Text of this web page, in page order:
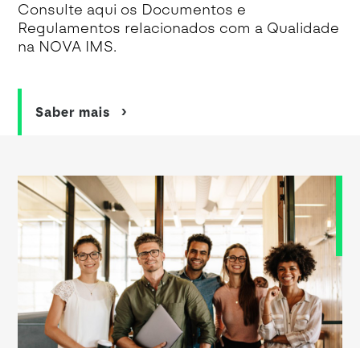
Consulte aqui os Documentos e
Regulamentos relacionados com a Qualidade
na NOVA IMS.
Saber mais